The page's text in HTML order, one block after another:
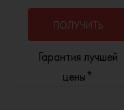
ПОЛУЧИТЬ
КОНСУЛЬТАЦИЮ
Гарантия лучшей
цены*